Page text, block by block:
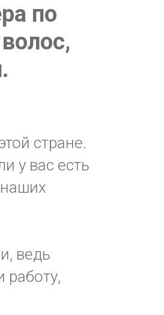
по
стране.
у вас есть
ведь